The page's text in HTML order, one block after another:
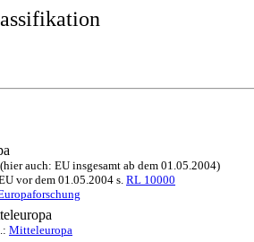
auch: EU insgesamt ab dem 01.05.2004)
vor dem 01.05.2004 s.RL 10000
Mitteleuropa